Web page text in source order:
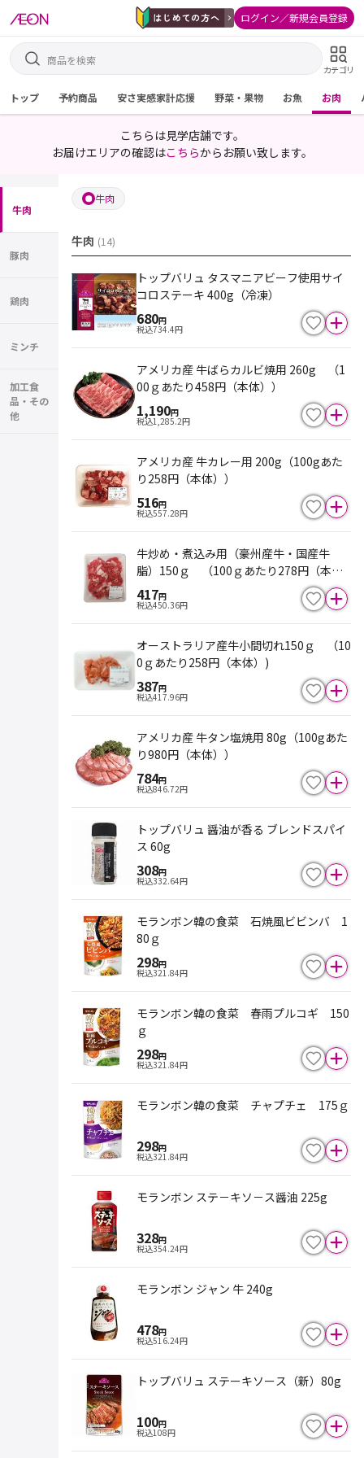
ログイン／新規会員登録
カテゴリ
トップ 予約商品 安さ実感家計応援 野菜・果物 お魚 お肉
こちらは見学店舗です。
お届けエリアの確認はこちらからお願い致します。
牛肉
豚肉
鶏肉
ミンチ
加工食
品・その
他
牛肉
牛肉 (14)
トップバリュ タスマニアビーフ使用サイ
コロステーキ 400g（冷凍）
680円
税込734.4円
アメリカ産 牛ばらカルビ焼用 260g （1
00ｇあたり458円（本体））
1,190円
税込1,285.2円
アメリカ産 牛カレー用 200g（100gあた
り258円（本体））
516円
税込557.28円
牛炒め・煮込み用（豪州産牛・国産牛
脂）150ｇ （100ｇあたり278円（本
体）)
417円
税込450.36円
オーストラリア産牛小間切れ150ｇ （10
0ｇあたり258円（本体）)
387円
税込417.96円
アメリカ産 牛タン塩焼用 80g（100gあた
り980円（本体））
784円
税込846.72円
トップバリュ 醤油が香る ブレンドスパイ
ス 60g
308円
税込332.64円
モランボン韓の食菜 石焼風ビビンバ 1
80ｇ
298円
税込321.84円
モランボン韓の食菜 春雨プルコギ 150
ｇ
298円
税込321.84円
モランボン韓の食菜 チャプチェ 175ｇ
298円
税込321.84円
モランボン ステ－キソ－ス醤油 225g
328円
税込354.24円
モランボン ジャン 牛 240g
478円
税込516.24円
トップバリュ ステーキソース（新）80g
100円
税込108円